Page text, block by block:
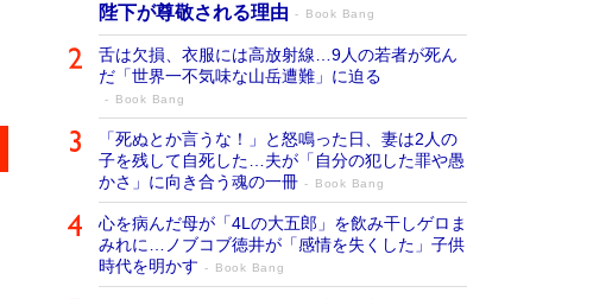
陛下が尊敬される理由
Book Bang
舌は欠損、衣服には高放射線…9人の若者が死ん
だ「世界一不気味な山岳遭難」に迫る
Book Bang
「死ぬとか言うな！」と怒鳴った日、妻は2人の
子を残して自死した…夫が「自分の犯した罪や愚
かさ」に向き合う魂の一冊
Book Bang
心を病んだ母が「4Lの大五郎」を飲み干しゲロま
みれに…ノブコブ徳井が「感情を失くした」子供
時代を明かす
Book Bang